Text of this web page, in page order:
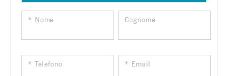
* Nome Cognome
* Telefono * Email